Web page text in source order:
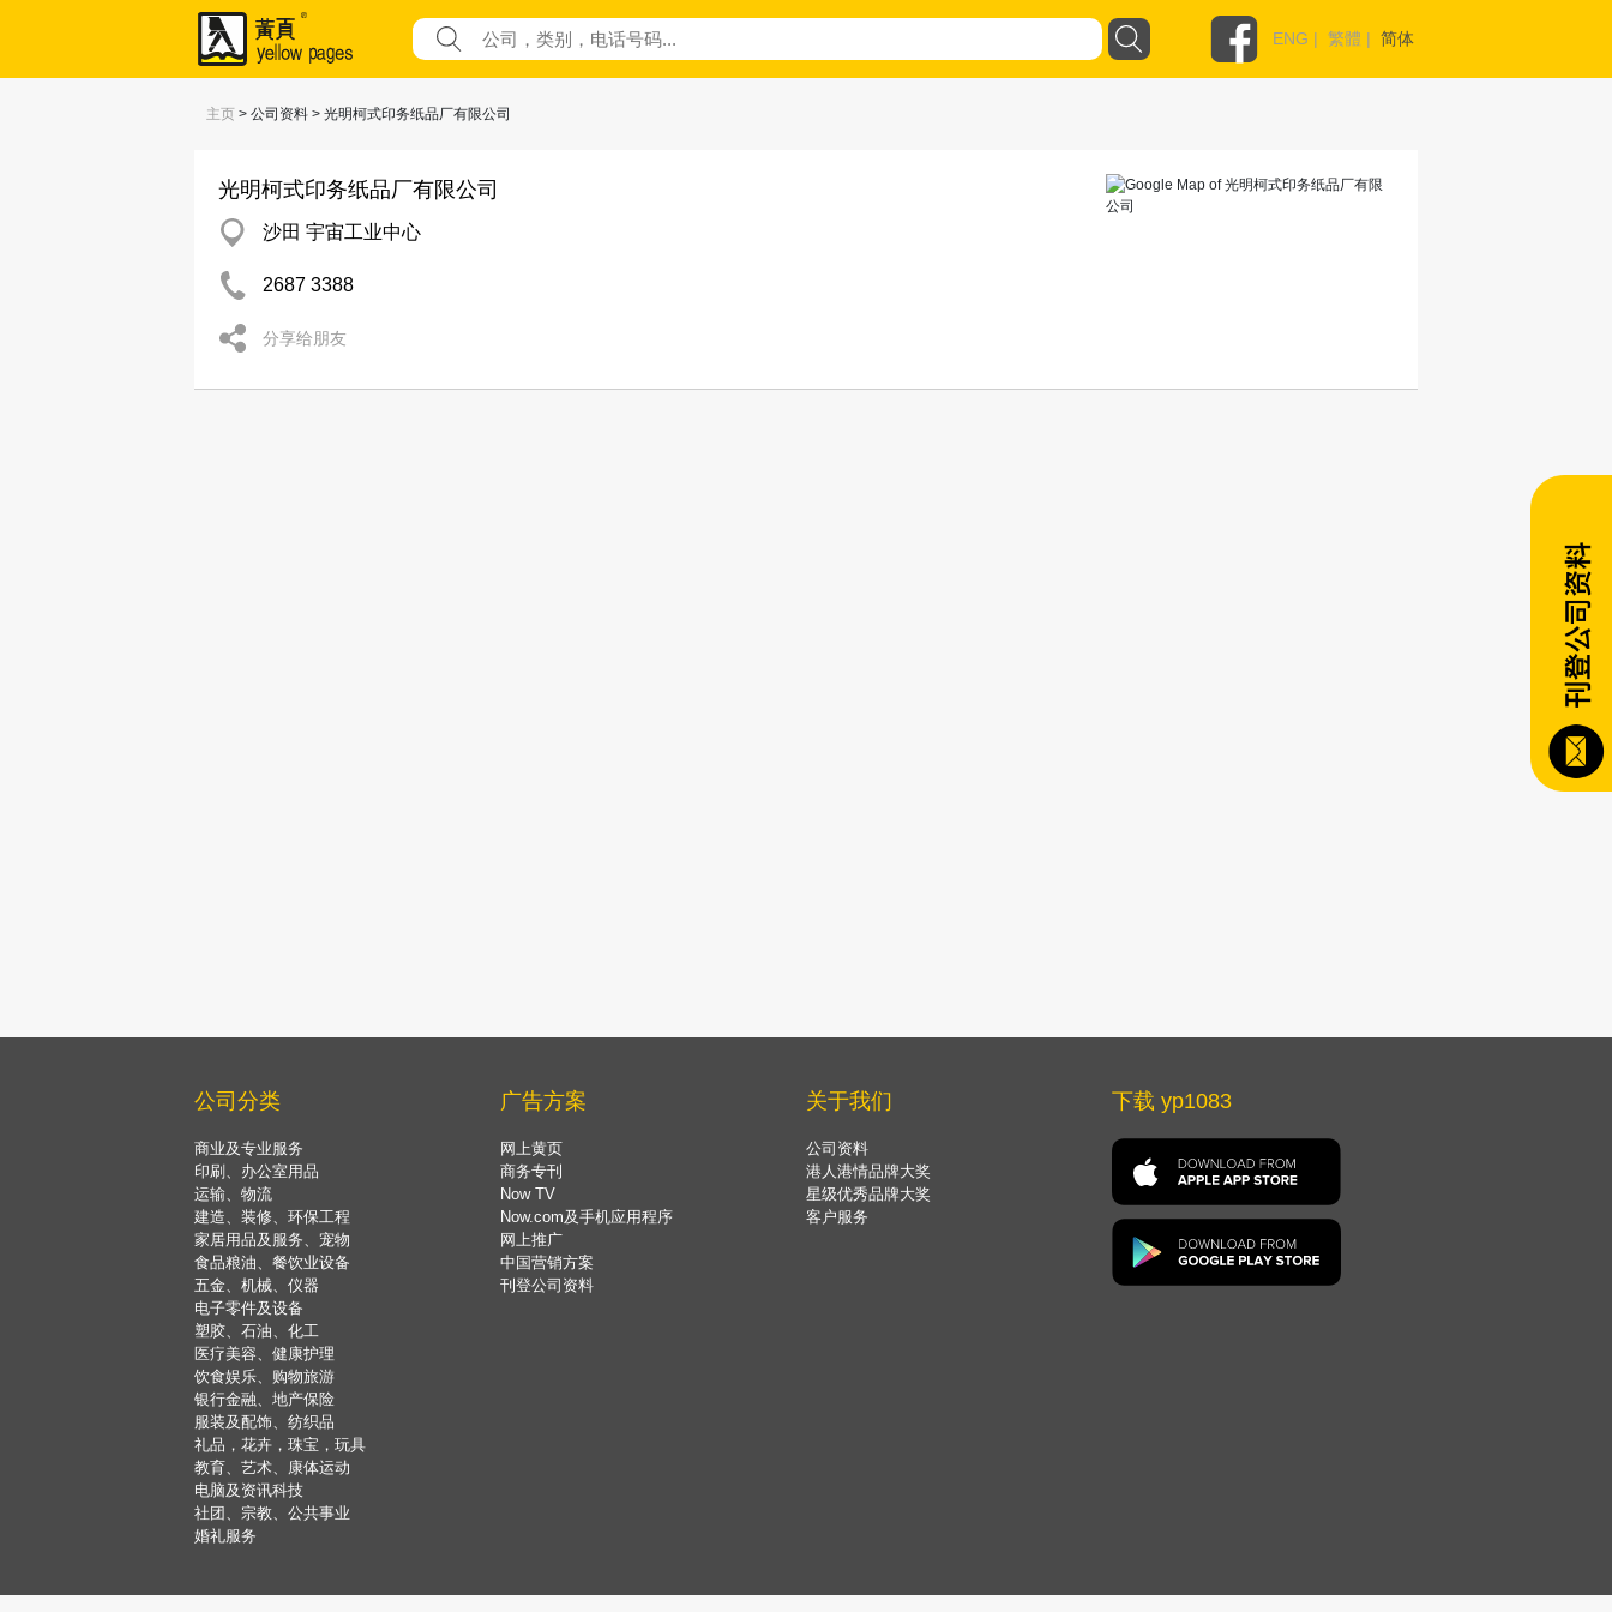
ENG | 繁體 | 简体
主页 > 公司资料 > 光明柯式印务纸品厂有限公司
光明柯式印务纸品厂有限公司
沙田 宇宙工业中心
2687 3388
分享给朋友
公司分类
商业及专业服务
印刷、办公室用品
运输、物流
建造、装修、环保工程
家居用品及服务、宠物
食品粮油、餐饮业设备
五金、机械、仪器
电子零件及设备
塑胶、石油、化工
医疗美容、健康护理
饮食娱乐、购物旅游
银行金融、地产保险
服装及配饰、纺织品
礼品，花卉，珠宝，玩具
教育、艺术、康体运动
电脑及资讯科技
社团、宗教、公共事业
婚礼服务
广告方案
网上黄页
商务专刊
Now TV
Now.com及手机应用程序
网上推广
中国营销方案
刊登公司资料
关于我们
公司资料
港人港情品牌大奖
星级优秀品牌大奖
客户服务
下载 yp1083